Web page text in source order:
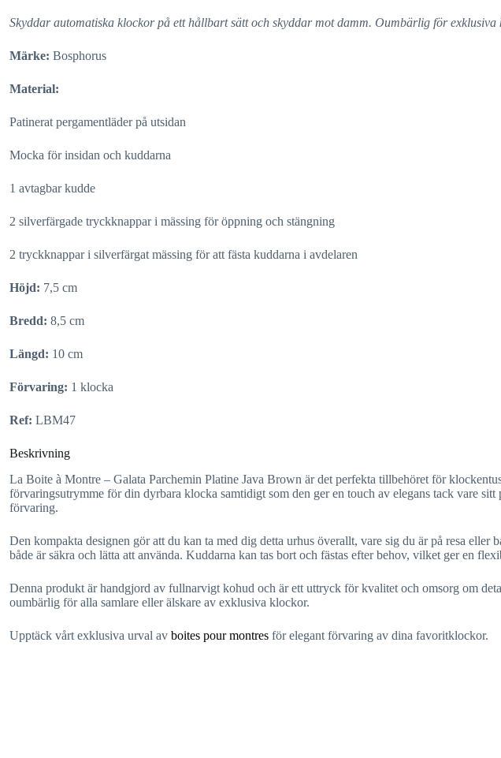
Skyddar automatiska klockor på ett hållbart sätt och skyddar mot damm. Oumbärlig för exklusiva
Märke: Bosphorus
Material:
Patinerat pergamentläder på utsidan
Mocka för insidan och kuddarna
1 avtagbar kudde
2 silverfärgade tryckknappar i mässing för öppning och stängning
2 tryckknappar i silverfärgat mässing för att fästa kuddarna i avdelaren
Höjd: 7,5 cm
Bredd: 8,5 cm
Längd: 10 cm
Förvaring: 1 klocka
Ref: LBM47
Beskrivning
La Boite à Montre – Galata Parchemin Platine Java Brown är det perfekta tillbehöret för
förvaringsutrymme för din dyrbara klocka samtidigt som den ger en touch av elegans tack vare
förvaring.
Den kompakta designen gör att du kan ta med dig detta urhus överallt, vare sig du är på resa
både är säkra och lätta att använda. Kuddarna kan tas bort och fästas efter behov, vilket ger en
Denna produkt är handgjord av fullnarvigt kohud och är ett uttryck för kvalitet och omsorg om
oumbärlig för alla samlare eller älskare av exklusiva klockor.
Upptäck vårt exklusiva urval av boites pour montres för elegant förvaring av dina favoritklockor.